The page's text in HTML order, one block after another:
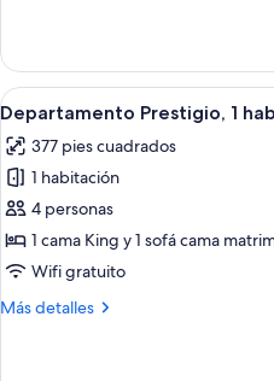
superior
Abrir
todas
las
fotos
de
Departamento
Prestigio,
habitación
7
Departamento Prestigio, 1
377 pies cuadrados
1 habitación
4 personas
1 cama King y 1 sofá cama
Wifi gratuito
Más detalles
Más